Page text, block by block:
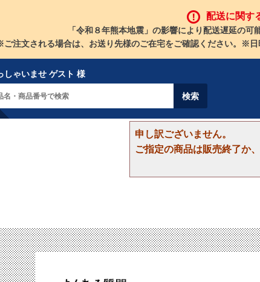
配送に関す
「令和８年熊本地震」の影響により配送遅延の可
ご注文される場合は、お送り先様のご在宅をご確認ください。※
しゃいませ ゲスト 様
申し訳ございません。
ご指定の商品は販売終了か